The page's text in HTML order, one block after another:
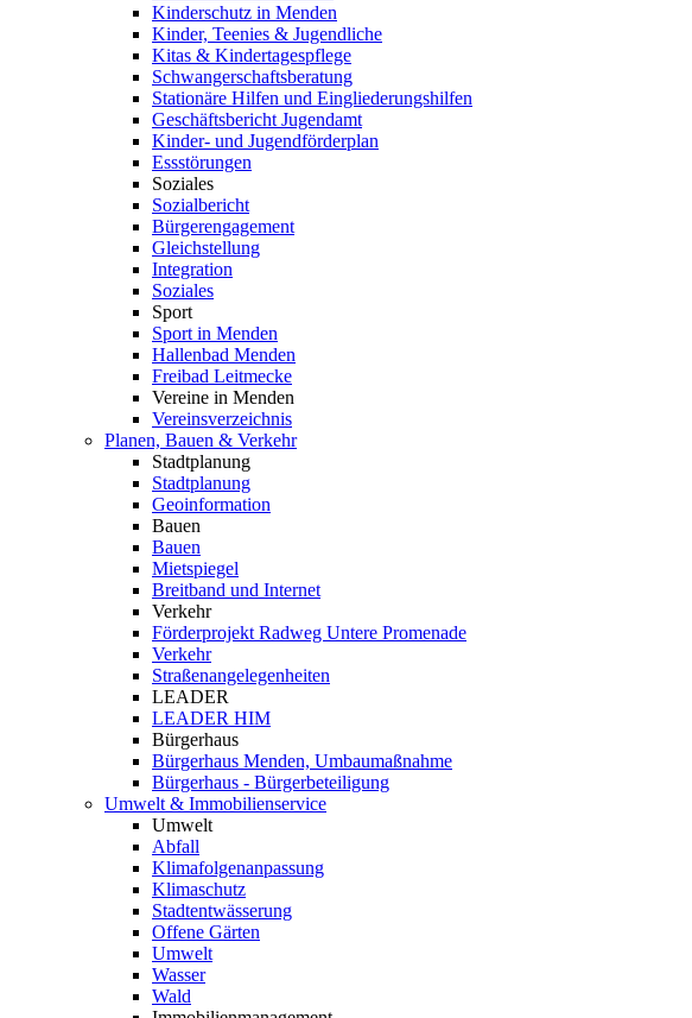
Kinderschutz in Menden
Kinder, Teenies & Jugendliche
Kitas & Kindertagespflege
Schwangerschaftsberatung
Stationäre Hilfen und Eingliederungshilfen
Geschäftsbericht Jugendamt
Kinder- und Jugendförderplan
Essstörungen
Soziales
Sozialbericht
Bürgerengagement
Gleichstellung
Integration
Soziales
Sport
Sport in Menden
Hallenbad Menden
Freibad Leitmecke
Vereine in Menden
Vereinsverzeichnis
Planen, Bauen & Verkehr
Stadtplanung
Stadtplanung
Geoinformation
Bauen
Bauen
Mietspiegel
Breitband und Internet
Verkehr
Förderprojekt Radweg Untere Promenade
Verkehr
Straßenangelegenheiten
LEADER
LEADER HIM
Bürgerhaus
Bürgerhaus Menden, Umbaumaßnahme
Bürgerhaus - Bürgerbeteiligung
Umwelt & Immobilienservice
Umwelt
Abfall
Klimafolgenanpassung
Klimaschutz
Stadtentwässerung
Offene Gärten
Umwelt
Wasser
Wald